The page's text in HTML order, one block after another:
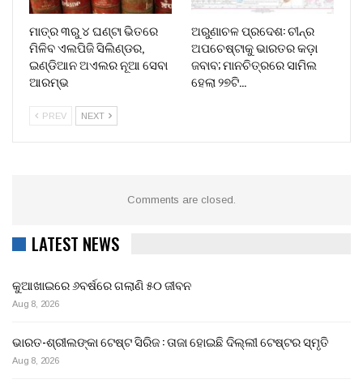
ମାତ୍ର ୩ରୁ ୪ ଘଣ୍ଟା ଭିତରେ
ମିଳିବ ଏଲପିଜି ସିଲିଣ୍ଡର,
ଇଣ୍ଡିଆନ ଅଏଲର ନୂଆ ସେବା
ଆରମ୍ଭ
ଅରୁଣାଚଳ ପ୍ରଦେଶ: ଚୀନ୍‌ର
ଅପଚେଷ୍ଟାକୁ ଭାରତର କଡ଼ା
ଜବାବ; ମାନଚିତ୍ରରେ ସାମିଲ
ହେଲା ୨୭ଟି…
PREV NEXT
Comments are closed.
LATEST NEWS
କୁଆଖାଇରେ ୬ବର୍ଷରେ ଗଲାଣି ୫୦ ଜୀବନ
Aug 8, 2026
ଭାରତ-ଶ୍ରୀଲଙ୍କା ଟେଷ୍ଟ ସିରିଜ : ତାଜା ହୋଇଛି ଦିଲ୍ଲୀ ଟେଷ୍ଟର ସ୍ମୃତି
Aug 8, 2026